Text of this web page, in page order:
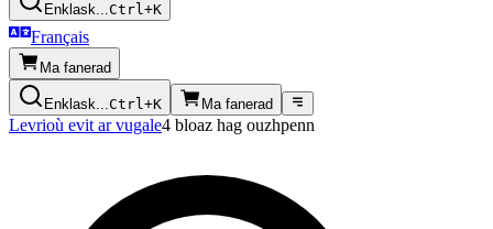
Enklask...Ctrl+K
Français
Ma fanerad
Enklask...Ctrl+K Ma fanerad
Levrioù evit ar vugale4 bloaz hag ouzhpenn